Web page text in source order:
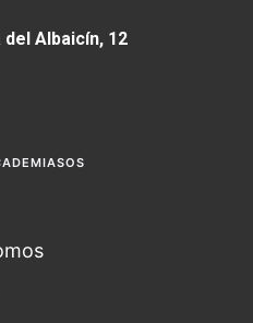
Albaicín, 12